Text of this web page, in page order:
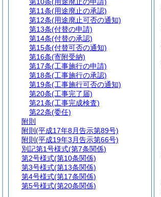
第11条(用途廃止の承認)
第12条(用途廃止可否の通知)
第13条(付替の申請)
第14条(付替の承認)
第15条(付替可否の通知)
第16条(寄附受納)
第17条(工事施行の申請)
第18条(工事施行の承認)
第19条(工事施行可否の通知)
第20条(工事完了届)
第21条(工事完成検査)
第22条(委任)
附則
附則 (平成17年8月告示第89号)
附則 (平成19年3月告示第66号)
別記第1号様式(第7条関係)
第2号様式(第10条関係)
第3号様式(第13条関係)
第4号様式(第17条関係)
第5号様式(第20条関係)